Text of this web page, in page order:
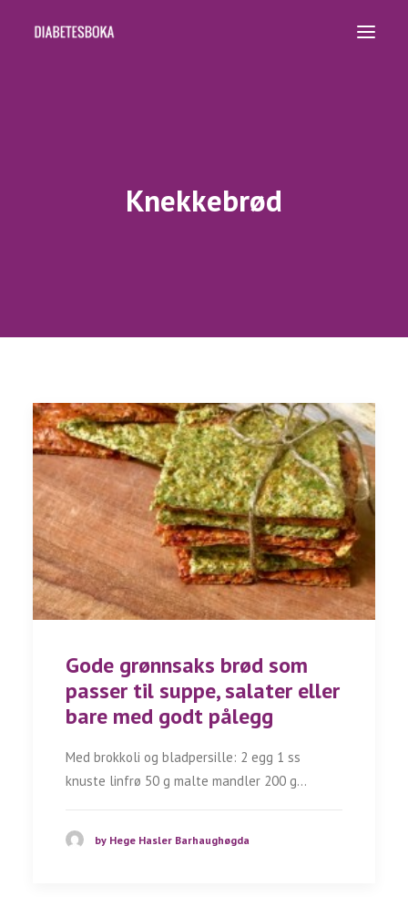
KURS OG FOREDRAGKnekkebrød
Gode grønnsaks brød som
passer til suppe, salater eller
bare med godt pålegg
Med brokkoli og bladpersille: 2 egg 1 ss
knuste linfrø 50 g malte mandler 200 g…
by Hege Hasler Barhaughøgda